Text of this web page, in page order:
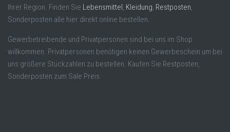
Ihrer Region. Finden Sie Lebensmittel Kleidung Restposten
Sonderposten alle hier direkt online bestellen.
Gewerbetreibende und Privatpersonen sind bei uns im Shop
willkommen. Privatpersonen benötigen keinen Gewerbeschein um bei
uns größere Stückzahlen zu bestellen. Kaufen Sie Restposten,
Sonderposten zum Sale Preis.